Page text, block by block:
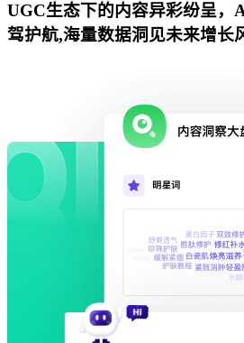
UGC生态下的内容异彩纷呈，
驾护航,海量数据洞见未来增长